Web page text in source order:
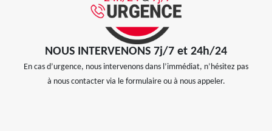
NOUS INTERVENONS 7j/7 et 24h/24
En cas d’urgence, nous intervenons dans l’immédiat, n’hésitez pas
à nous contacter via le formulaire ou à nous appeler.